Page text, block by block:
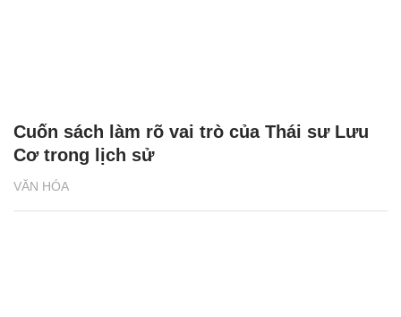
VĂN HÓA
Cuốn sách làm rõ vai trò của Thái sư Lưu
Cơ trong lịch sử